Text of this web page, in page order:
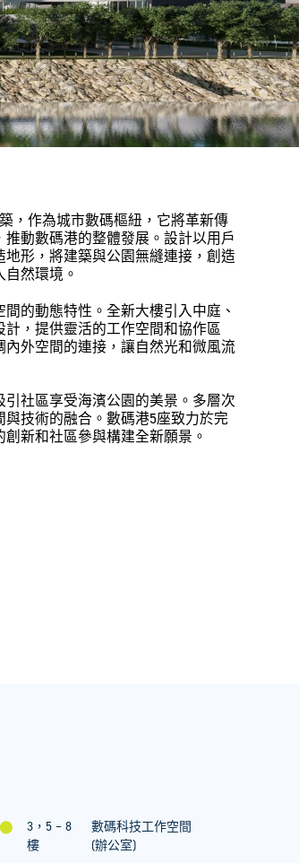
，作為城市數碼樞紐，它將革新傳
動數碼港的整體發展。設計以用戶
形，將建築與公園無縫連接，創造
然環境。
的動態特性。全新大樓引入中庭、
，提供靈活的工作空間和協作區
外空間的連接，讓自然光和微風流
社區享受海濱公園的美景。多層次
技術的融合。數碼港5座致力於完
新和社區參與構建全新願景。
⬤
3，5 – 8
樓
數碼科技工作空間
(辦公室)